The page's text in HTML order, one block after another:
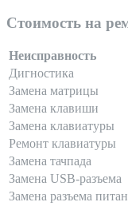
Стоимость на
Неисправность
Дигностика
Замена матрицы
Замена клавиши
Замена клавиатуры
Ремонт клавиатуры
Замена тачпада
Замена USB-разъема
Замена разъема